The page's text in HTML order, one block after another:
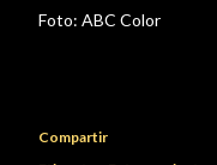
Foto: ABC Color
Compartir